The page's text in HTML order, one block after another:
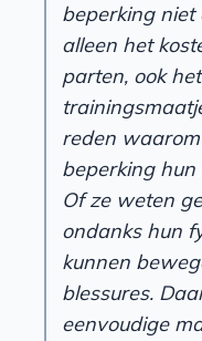
beperking niet
alleen het
parten, ook
reden
beperking
Of ze weten
ondanks hun
kunnen
blessures.
eenvoudige